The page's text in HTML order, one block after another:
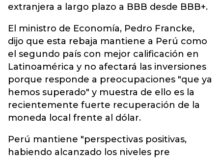
extranjera a largo plazo a BBB desde BBB+.
El ministro de Economía, Pedro Francke,
dijo que esta rebaja mantiene a Perú como
el segundo país con mejor calificación en
Latinoamérica y no afectará las inversiones
porque responde a preocupaciones "que ya
hemos superado" y muestra de ello es la
recientemente fuerte recuperación de la
moneda local frente al dólar.
Perú mantiene "perspectivas positivas,
habiendo alcanzado los niveles pre